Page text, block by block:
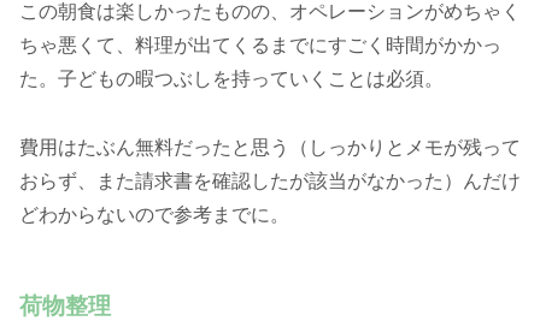
この朝食は楽しかったものの、オペレーションがめちゃく
ちゃ悪くて、料理が出てくるまでにすごく時間がかかっ
た。子どもの暇つぶしを持っていくことは必須。
費用はたぶん無料だったと思う（しっかりとメモが残って
おらず、また請求書を確認したが該当がなかった）んだけ
どわからないので参考までに。
荷物整理